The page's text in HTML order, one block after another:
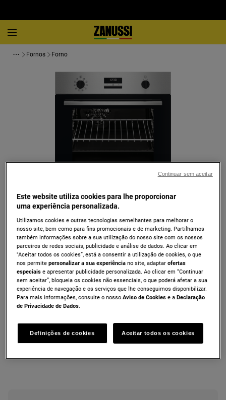
Fornos Forno
Toque para ampliar
ZOPXE5X1
Forno multifunções Inox anti dedadas de
57 l com limpeza pirolítica A+
Ficha de informação do produto
regulamento da UE 2023/988 estão listados nos capítulos I e II
do manual do utilizador. Para uma utilização segura do produto,
Este website utiliza cookies para lhe proporcionar
uma experiência personalizada.
Utilizamos cookies e outras tecnologias semelhantes para melhorar o
nosso site, bem como para fins promocionais e de marketing. Partilhamos
também informações sobre a sua utilização do nosso site com os nossos
parceiros de redes sociais, publicidade e análise de dados. Ao clicar em
"Aceitar todos os cookies”, está a consentir a utilização de cookies, o que
nos permitepersonalizar a sua experiênciano site, adaptarofertas
especiaise apresentar publicidade personalizada. Ao clicar em “Continuar
sem aceitar”, bloqueia os cookies não essenciais, o que poderá afetar a sua
experiência de navegação e os serviços que lhe conseguimos disponibilizar.
Para mais informações, consulte o nossoAviso de Cookies e aDeclaração
de Privacidade de Dados.
Definições de cookies Aceitar todos os cookies
Continuar sem aceitar